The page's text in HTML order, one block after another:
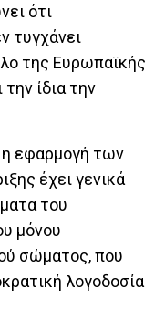
ότι
τυγχάνει
της Ευρωπαϊκής
ίδια την
εφαρμογή των
έχει γενικά
του
μόνου
σώματος, που
λογοδοσία